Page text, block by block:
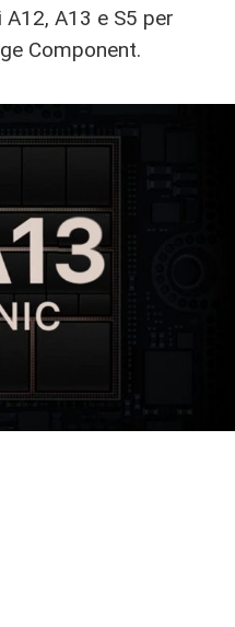
A13 e S5 per
Component.